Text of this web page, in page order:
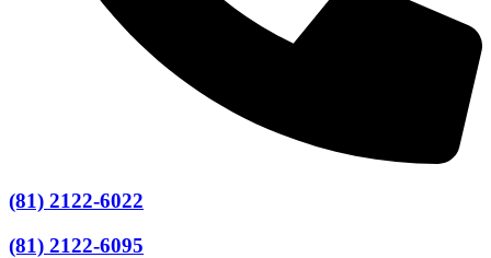
(81) 2122-6022
(81) 2122-6095